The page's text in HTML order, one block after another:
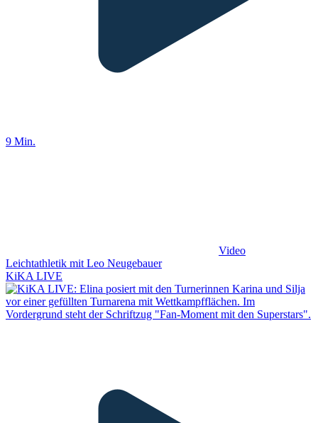
9 Min.
Video
Leichtathletik mit Leo Neugebauer
KiKA LIVE